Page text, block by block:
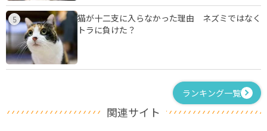
5
猫が十二支に入らなかった理由 ネズミではなく
トラに負けた？
ランキング一覧
関連サイト